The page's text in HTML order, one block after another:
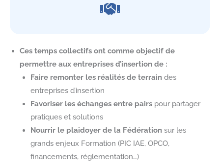
Ces temps collectifs ont comme objectif de
permettre aux entreprises d’insertion de :
Faire remonter les réalités de terraindes
entreprises d’insertion
Favoriser les échanges entre pairspour partager
pratiques et solutions
Nourrir le plaidoyer de la Fédérationsur les
grands enjeux Formation (PIC IAE, OPCO,
financements, réglementation…)